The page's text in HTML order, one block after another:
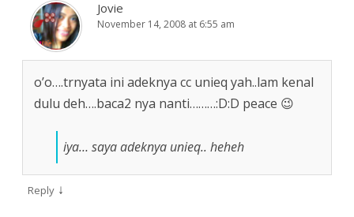
Jovie
November 14, 2008 at 6:55 am
o’o….trnyata ini adeknya cc unieq yah..lam kenal
dulu deh….baca2 nya nanti………:D:D peace 😉
iya… saya adeknya unieq.. heheh
Reply ↓